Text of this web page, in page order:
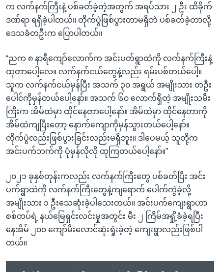
က လက်နက်ကြီးနဲ့ ပစ်ခတ်ခဲ့တဲ့အတွက် အရပ်သား ၂ ဦး ထိခိုက်
ဒဏ်ရာ ရရှိခဲ့ပါတယ်။ တိုက်ပွဲဖြစ်ပွားတာမရှိဘဲ ပစ်ခတ်ခဲ့တာလို့
ဒေသခံတဦးက ပြောပါတယ်။
“ညက ၈ နာရီကျော်လောက်က အင်းပတ်ရွာထဲကို လက်နက်ကြီးနဲ့
ထုတာပေါ့လေ။ လက်နက်ငယ်တွေနဲ့လည်း ရမ်းပစ်တယ်ပေါ့။
သူက လက်နက်ငယ်မှန်ပြီး အသက် ၃၀ အရွယ် အမျိုးသား တဦး
ပေါင်ကိုမှန်တယ်ပေါ့နော်။ အသက် ၆၀ လောက်ရှိတဲ့ အမျိုးသမီး
ကြီးက အိမ်ထဲမှာ ထိုင်နေတာပေါ့နော်။ အိမ်ထဲမှာ ထိုင်နေတာကို
အိမ်ထဲကျပြီးတော့ နောက်ကျောကိုမှန်သွားတယ်ပေါ့နော်။
တိုက်ပွဲလည်းဖြစ်ပွားခြင်းလည်းမရှိဘူး။ ဒါပေမယ့် သူတို့က
အင်းပက်ဘက်ကို ပုံမှန်လိုလို ထုကြတယ်ပေါ့နော်။”
၂၀၂၁ ခုနှစ်တုန်းကလည်း လက်နက်ကြီးတွေ ပစ်ခတ်ပြီး အင်း
ပက်ရွာထဲကို လက်နက်ကြီးတွေနဲ့ကျရောက် ပေါက်ကွဲခဲ့လို့
အမျိုးသား ၁ ဦးသေဆုံးခဲ့ပါသေးတယ်။ အင်းပက်ကျေးရွာဟာ
စစ်တပ်ရဲ့ နယ်မြေရှင်းလင်းမှုအတွင်း မီး ၂ ကြိမ်အရှို့ခံခဲ့ရပြီး
နေအိမ် ၂၀၀ ကျော်မီးလောင်ဆုံးရှုံးခဲ့တဲ့ ကျေးရွာလည်းဖြစ်ပါ
တယ်။